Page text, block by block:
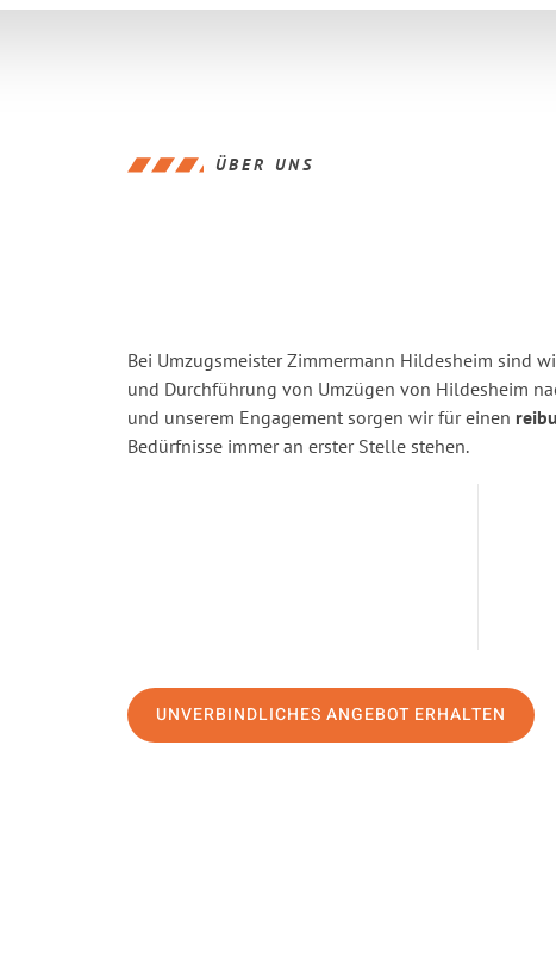
ÜBER UNS
Bei Umzugsmeister Zimmermann Hildesheim sind
und Durchführung von Umzügen von Hildesheim
und unserem Engagement sorgen wir für einen
Bedürfnisse immer an erster Stelle stehen.
UNVERBINDLICHES ANGEBOT ERHALTEN